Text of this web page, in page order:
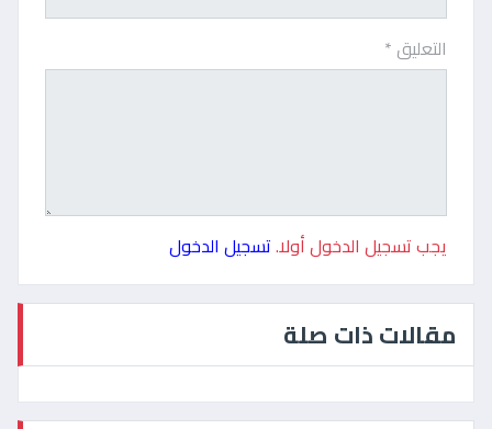
التعليق *
يجب تسجيل الدخول أولا.تسجيل الدخول
مقالات ذات صلة